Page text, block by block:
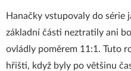
Hanačky vstupovaly do série
základní části neztratily ani
ovládly poměrem 11:1. Tuto
hřišti, když byly po většinu